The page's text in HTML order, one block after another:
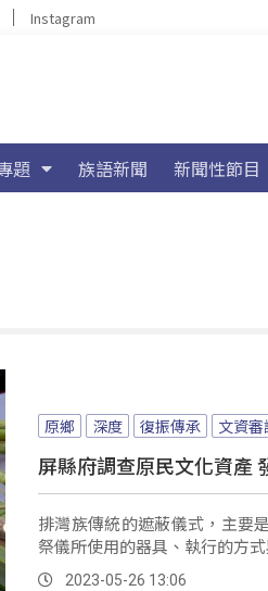
Instagram
題 族語新聞 新聞性節目
原鄉 深度 復振傳承 文資
屏縣府調查原民文化資產
排灣族傳統的遮蔽儀式，主要
祭儀所使用的器具、執行的方
2023-05-26 13:06